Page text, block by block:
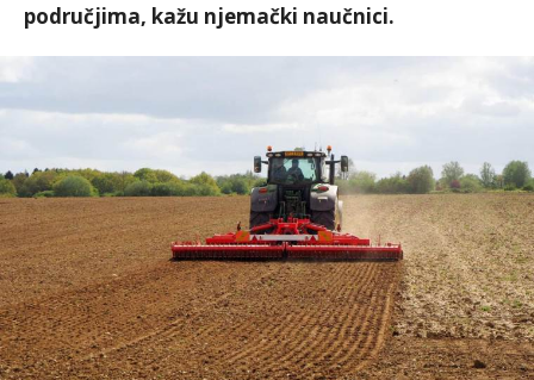
područjima, kažu njemački naučnici.